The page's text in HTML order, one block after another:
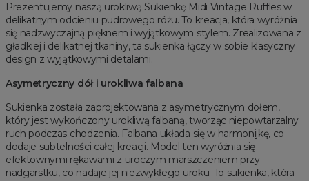
Prezentujemy naszą urokliwą Sukienkę Midi Vintage Ruffles w
delikatnym odcieniu pudrowego różu. To kreacja, która wyróżnia
się nadzwyczajną pięknem i wyjątkowym stylem. Zrealizowana z
gładkiej i delikatnej tkaniny, ta sukienka łączy w sobie klasyczny
design z wyjątkowymi detalami.
Asymetryczny dół i urokliwa falbana
Sukienka została zaprojektowana z asymetrycznym dołem,
który jest wykończony urokliwą falbaną, tworząc niepowtarzalny
ruch podczas chodzenia. Falbana układa się w harmonijkę, co
dodaje subtelności całej kreacji. Model ten wyróżnia się
efektownymi rękawami z uroczym marszczeniem przy
nadgarstku, co nadaje jej niezwykłego uroku. To sukienka, która